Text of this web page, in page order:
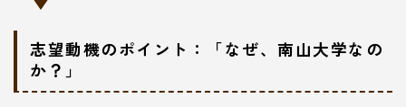
志望動機のポイント：「なぜ、南山大学なの
か？」